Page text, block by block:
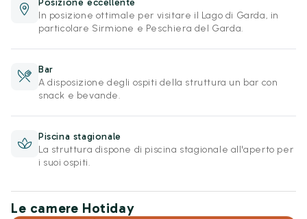
Posizione eccellente
In posizione ottimale per visitare il Lago di Garda, in
particolare Sirmione e Peschiera del Garda.
Bar
A disposizione degli ospiti della struttura un bar con
snack e bevande.
Piscina stagionale
La struttura dispone di piscina stagionale all'aperto per
i suoi ospiti.
Le camere Hotiday